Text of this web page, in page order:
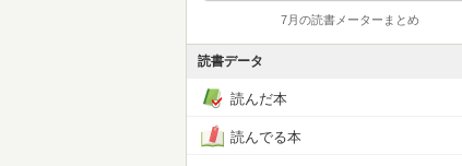
7月の読書メーターまとめ
読書データ
読んだ本
読んでる本